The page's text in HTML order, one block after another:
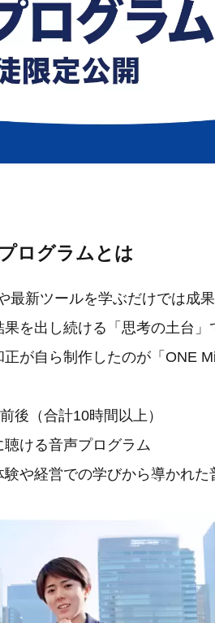
ログラムとは
最新ツールを学ぶだけでは成
を出し続ける「思考の土台
が自ら制作したのが「ONE
後（合計10時間以上）
聴ける音声プログラム
験や経営での学びから導かれ